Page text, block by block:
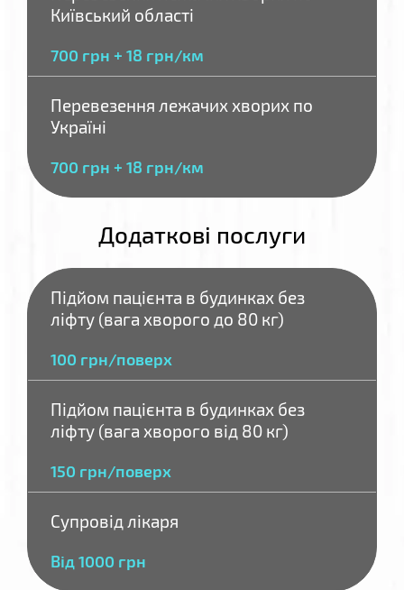
Київський області
700 грн + 18 грн/км
Перевезення лежачих хворих по
Україні
700 грн + 18 грн/км
Додаткові послуги
Підйом пацієнта в будинках без
ліфту (вага хворого до 80 кг)
100 грн/поверх
Підйом пацієнта в будинках без
ліфту (вага хворого від 80 кг)
150 грн/поверх
Супровід лікаря
Від 1000 грн